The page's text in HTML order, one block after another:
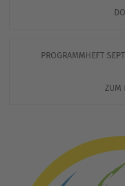
PROGRAMMHEFT
ZUM